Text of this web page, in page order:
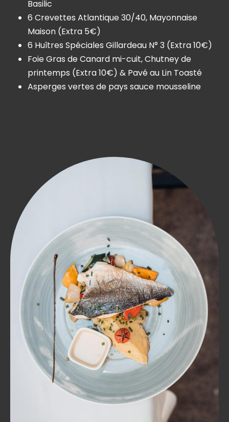
Basilic
6 Crevettes Atlantique 30/40, Mayonnaise
Maison (Extra 5€)
6 Huîtres Spéciales Gillardeau N° 3 (Extra 10€)
Foie Gras de Canard mi-cuit, Chutney de
printemps (Extra 10€) & Pavé au Lin Toasté
Asperges vertes de pays sauce mousseline